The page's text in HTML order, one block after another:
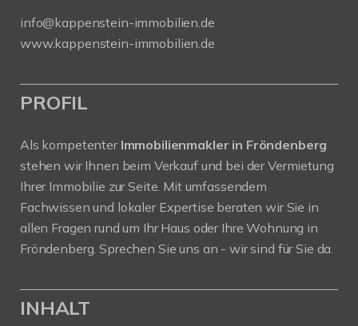
info@kappenstein-immobilien.de
www.kappenstein-immobilien.de
PROFIL
Als kompetenter Immobilienmakler in Fröndenberg
stehen wir Ihnen beim Verkauf und bei der Vermietung
Ihrer Immobilie zur Seite. Mit umfassendem
Fachwissen und lokaler Expertise beraten wir Sie in
allen Fragen rund um Ihr Haus oder Ihre Wohnung in
Fröndenberg. Sprechen Sie uns an - wir sind für Sie da.
INHALT